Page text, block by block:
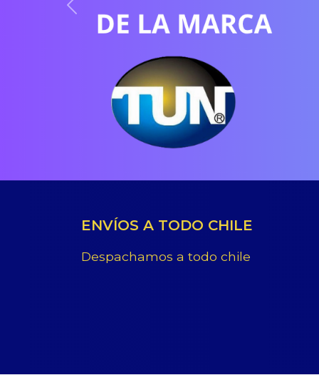
Previous
ENVÍOS A TODO CHILE
Despachamos a todo chile